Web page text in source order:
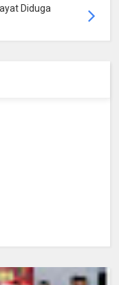
Diduga